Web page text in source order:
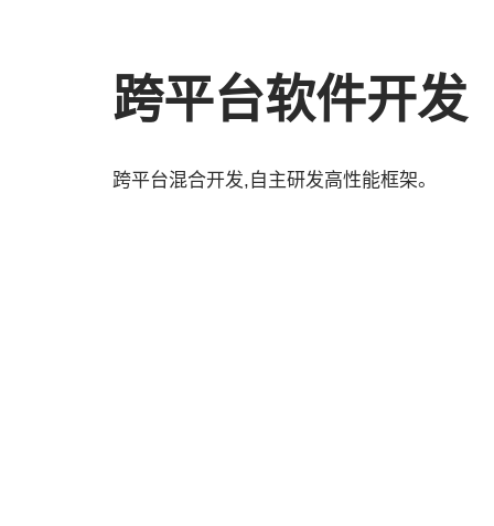
跨平台软件开发
跨平台混合开发,自主研发高性能框架。